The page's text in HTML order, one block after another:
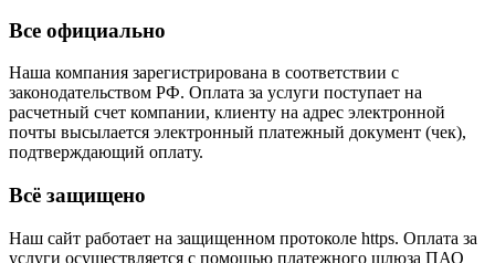
Все официально
Наша компания зарегистрирована в соответствии с
законодательством РФ. Оплата за услуги поступает на
расчетный счет компании, клиенту на адрес электронной
почты высылается электронный платежный документ (чек),
подтверждающий оплату.
Всё защищено
Наш сайт работает на защищенном протоколе https. Оплата за
услуги осуществляется с помощью платежного шлюза ПАО